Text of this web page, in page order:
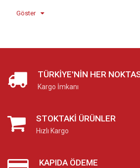
Göster
TÜRKIYE'NIN HER
Kargo İmkanı
STOKTAKI ÜRÜNLER
Hızlı Kargo
KAPIDA ÖDEME